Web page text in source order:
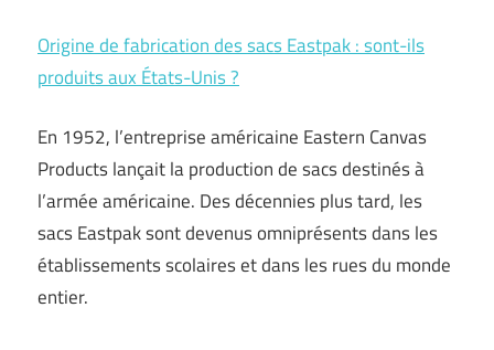
Origine de fabrication des sacs Eastpak : sont-ils
produits aux États-Unis ?
En 1952, l’entreprise américaine Eastern Canvas
Products lançait la production de sacs destinés à
l’armée américaine. Des décennies plus tard, les
sacs Eastpak sont devenus omniprésents dans les
établissements scolaires et dans les rues du monde
entier.